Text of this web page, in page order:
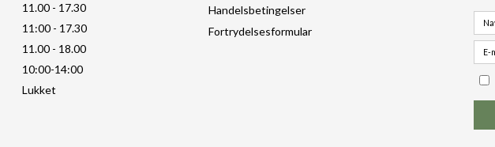
11.00 - 17.30
11:00 - 17.30
11.00 - 18.00
10:00-14:00
Lukket
Handelsbetingelser
Fortrydelsesformular